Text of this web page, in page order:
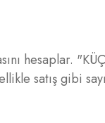
hesaplar.
satış gibi